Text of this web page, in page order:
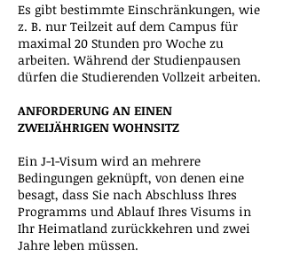
Es gibt bestimmte Einschränkungen, wie
z. B. nur Teilzeit auf dem Campus für
maximal 20 Stunden pro Woche zu
arbeiten. Während der Studienpausen
dürfen die Studierenden Vollzeit arbeiten.
ANFORDERUNG AN EINEN
ZWEIJÄHRIGEN WOHNSITZ
Ein J-1-Visum wird an mehrere
Bedingungen geknüpft, von denen eine
besagt, dass Sie nach Abschluss Ihres
Programms und Ablauf Ihres Visums in
Ihr Heimatland zurückkehren und zwei
Jahre leben müssen.